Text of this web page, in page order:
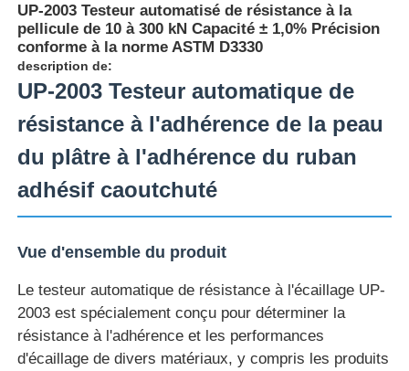
Aperçu
A propos de nous
Contrôle de la qualité
Contact
UP-2003 Testeur automatisé de résistance à la
pellicule de 10 à 300 kN Capacité ± 1,0% Précision
conforme à la norme ASTM D3330
description de:
UP-2003 Testeur automatique de
résistance à l'adhérence de la peau
du plâtre à l'adhérence du ruban
adhésif caoutchuté
Vue d'ensemble du produit
Le testeur automatique de résistance à l'écaillage UP-
2003 est spécialement conçu pour déterminer la
résistance à l'adhérence et les performances
d'écaillage de divers matériaux, y compris les produits